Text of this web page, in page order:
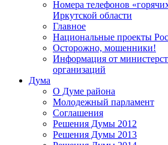
Номера телефонов
Иркутской области
Главное
Национальные проекты
Осторожно, мошенники!
Информация от
организаций
Дума
О Думе района
Молодежный парламент
Соглашения
Решения Думы 2012
Решения Думы 2013